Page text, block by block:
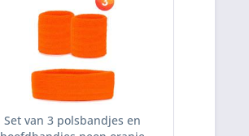
Set van 3 polsbandjes en